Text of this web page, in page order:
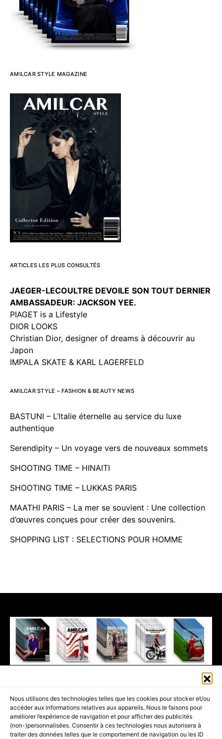
Nous utilisons des technologies telles que les cookies pour stocker et/ou
accéder aux informations relatives aux appareils. Nous le faisons pour
améliorer l’expérience de navigation et pour afficher des publicités
(non-)personnalisées. Consentir à ces technologies nous autorisera à
traiter des données telles que le comportement de navigation ou les ID
AMILCAR STYLE MAGAZINE
ARTICLES LES PLUS CONSULTÉS
JAEGER-LECOULTRE DEVOILE SON TOUT DERNIER
AMBASSADEUR: JACKSON YEE.
PIAGET is a Lifestyle
DIOR LOOKS
Christian Dior, designer of dreams à découvrir au
Japon
IMPALA SKATE & KARL LAGERFELD
AMILCAR STYLE – FASHION & BEAUTY NEWS
BASTUNI – L’Italie éternelle au service du luxe
authentique
Serendipity – Un voyage vers de nouveaux sommets
SHOOTING TIME – HINAITI
SHOOTING TIME – LUKKAS PARIS
MAATHI PARIS – La mer se souvient : Une collection
d’œuvres conçues pour créer des souvenirs.
SHOPPING LIST : SELECTIONS POUR HOMME
PART OF THEAMILCAR MAGAZINE GROUP.EDITOR - ADVERTISING
AGENCE MEDIANE.
ACCUEIL BEST OF LUXE 35 MAGAZINES